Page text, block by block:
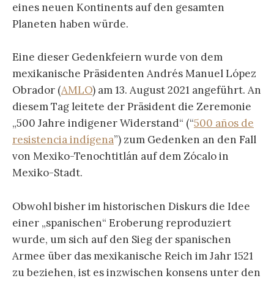
eines neuen Kontinents auf den gesamten
Planeten haben würde.
Eine dieser Gedenkfeiern wurde von dem
mexikanische Präsidenten Andrés Manuel López
Obrador (AMLO) am 13. August 2021 angeführt. An
diesem Tag leitete der Präsident die Zeremonie
„500 Jahre indigener Widerstand“ (“500 años de
resistencia indígena”) zum Gedenken an den Fall
von Mexiko-Tenochtitlán auf dem Zócalo in
Mexiko-Stadt.
Obwohl bisher im historischen Diskurs die Idee
einer „spanischen“ Eroberung reproduziert
wurde, um sich auf den Sieg der spanischen
Armee über das mexikanische Reich im Jahr 1521
zu beziehen, ist es inzwischen konsens unter den